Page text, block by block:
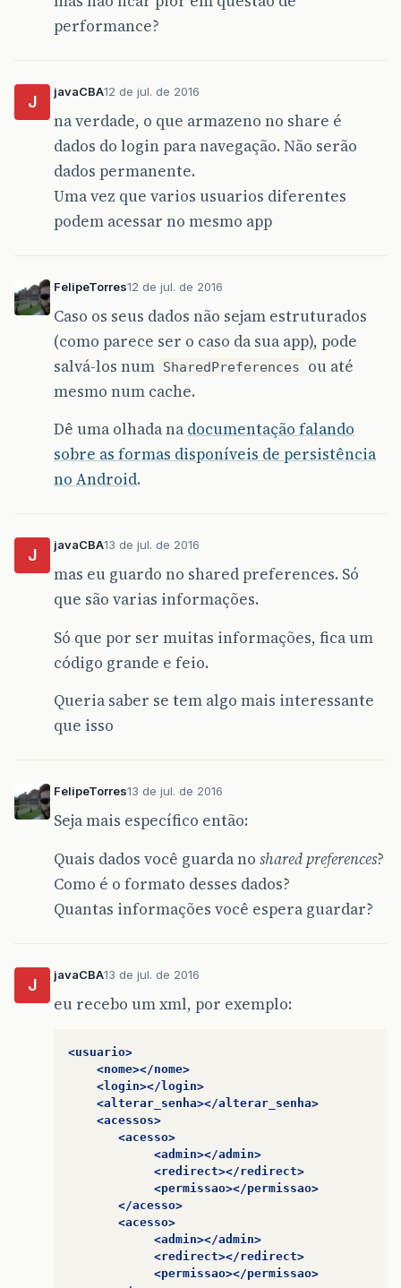
performance?
J
javaCBA12 de jul. de 2016
na verdade, o que armazeno no share é
dados do login para navegação. Não serão
dados permanente.
Uma vez que varios usuarios diferentes
podem acessar no mesmo app
FelipeTorres12 de jul. de 2016
Caso os seus dados não sejam estruturados
(como parece ser o caso da sua app), pode
salvá-los num SharedPreferences
ou até
mesmo num cache.
Dê uma olhada na documentação falando
sobre as formas disponíveis de persistência
no Android.
J
javaCBA13 de jul. de 2016
mas eu guardo no shared preferences. Só
que são varias informações.
Só que por ser muitas informações, fica um
código grande e feio.
Queria saber se tem algo mais interessante
que isso
FelipeTorres13 de jul. de 2016
Seja mais específico então:
Quais dados você guarda no shared preferences?
Como é o formato desses dados?
Quantas informações você espera guardar?
J
javaCBA13 de jul. de 2016
eu recebo um xml, por exemplo:
<usuario>
<nome></nome>
<login></login>
<alterar_senha></alterar_senha>
<acessos>
<acesso>
<admin></admin>
<redirect></redirect>
<permissao></permissao>
</acesso>
<acesso>
<admin></admin>
<redirect></redirect>
<permissao></permissao>